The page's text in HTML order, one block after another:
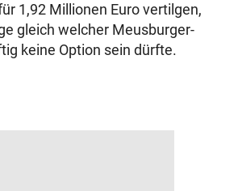
1,92 Millionen Euro vertilgen,
gleich welcher Meusburger-
keine Option sein dürfte.